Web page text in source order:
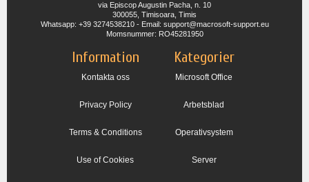
via Episcop Augustin Pacha, n. 10
300055, Timisoara, Timis
Whatsapp: +39 3274538210 - Email: support@macrosoft-support.eu
Momsnummer: RO45281950
Information
Kontakta oss
Privacy Policy
Terms & Conditions
Use of Cookies
Kategorier
Microsoft Office
Arbetsblad
Operativsystem
Server